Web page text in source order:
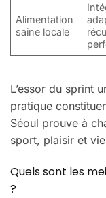
Alimentation
saine locale
L’essor du sprint
pratique
Séoul prouve à
sport, plaisir et
Quels sont les
?